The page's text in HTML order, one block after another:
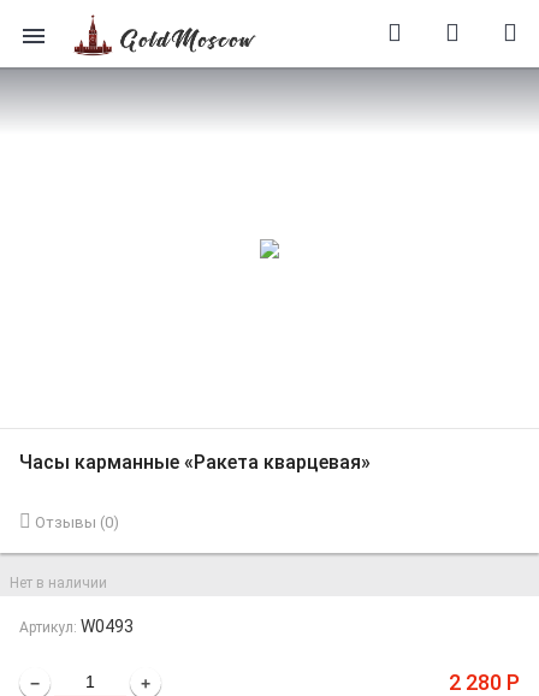
Часы карманные «Ракета кварцевая»
Отзывы (0)
Нет в наличии
Артикул: W0493
− + 2 280 Р